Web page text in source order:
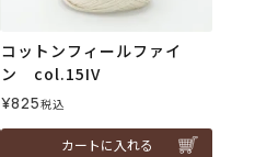
コットンフィールファイ
ン col.15IV
¥825税込
カートに入れる